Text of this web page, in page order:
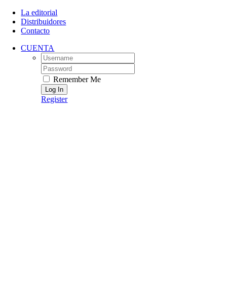
Skip
content
La editorial
Distribuidores
Contacto
CUENTA
Username:
Password:
Remember Me
Register